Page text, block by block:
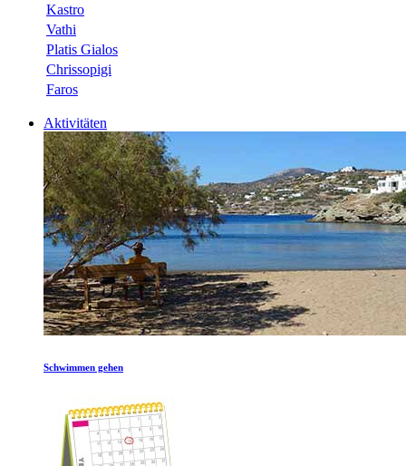
Kastro
Vathi
Platis Gialos
Chrissopigi
Faros
Aktivitäten
Schwimmen gehen